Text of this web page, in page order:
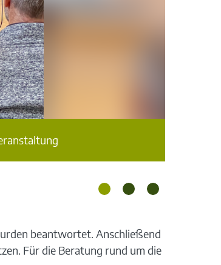
beantwortet. Anschließend
Für die Beratung rund um die